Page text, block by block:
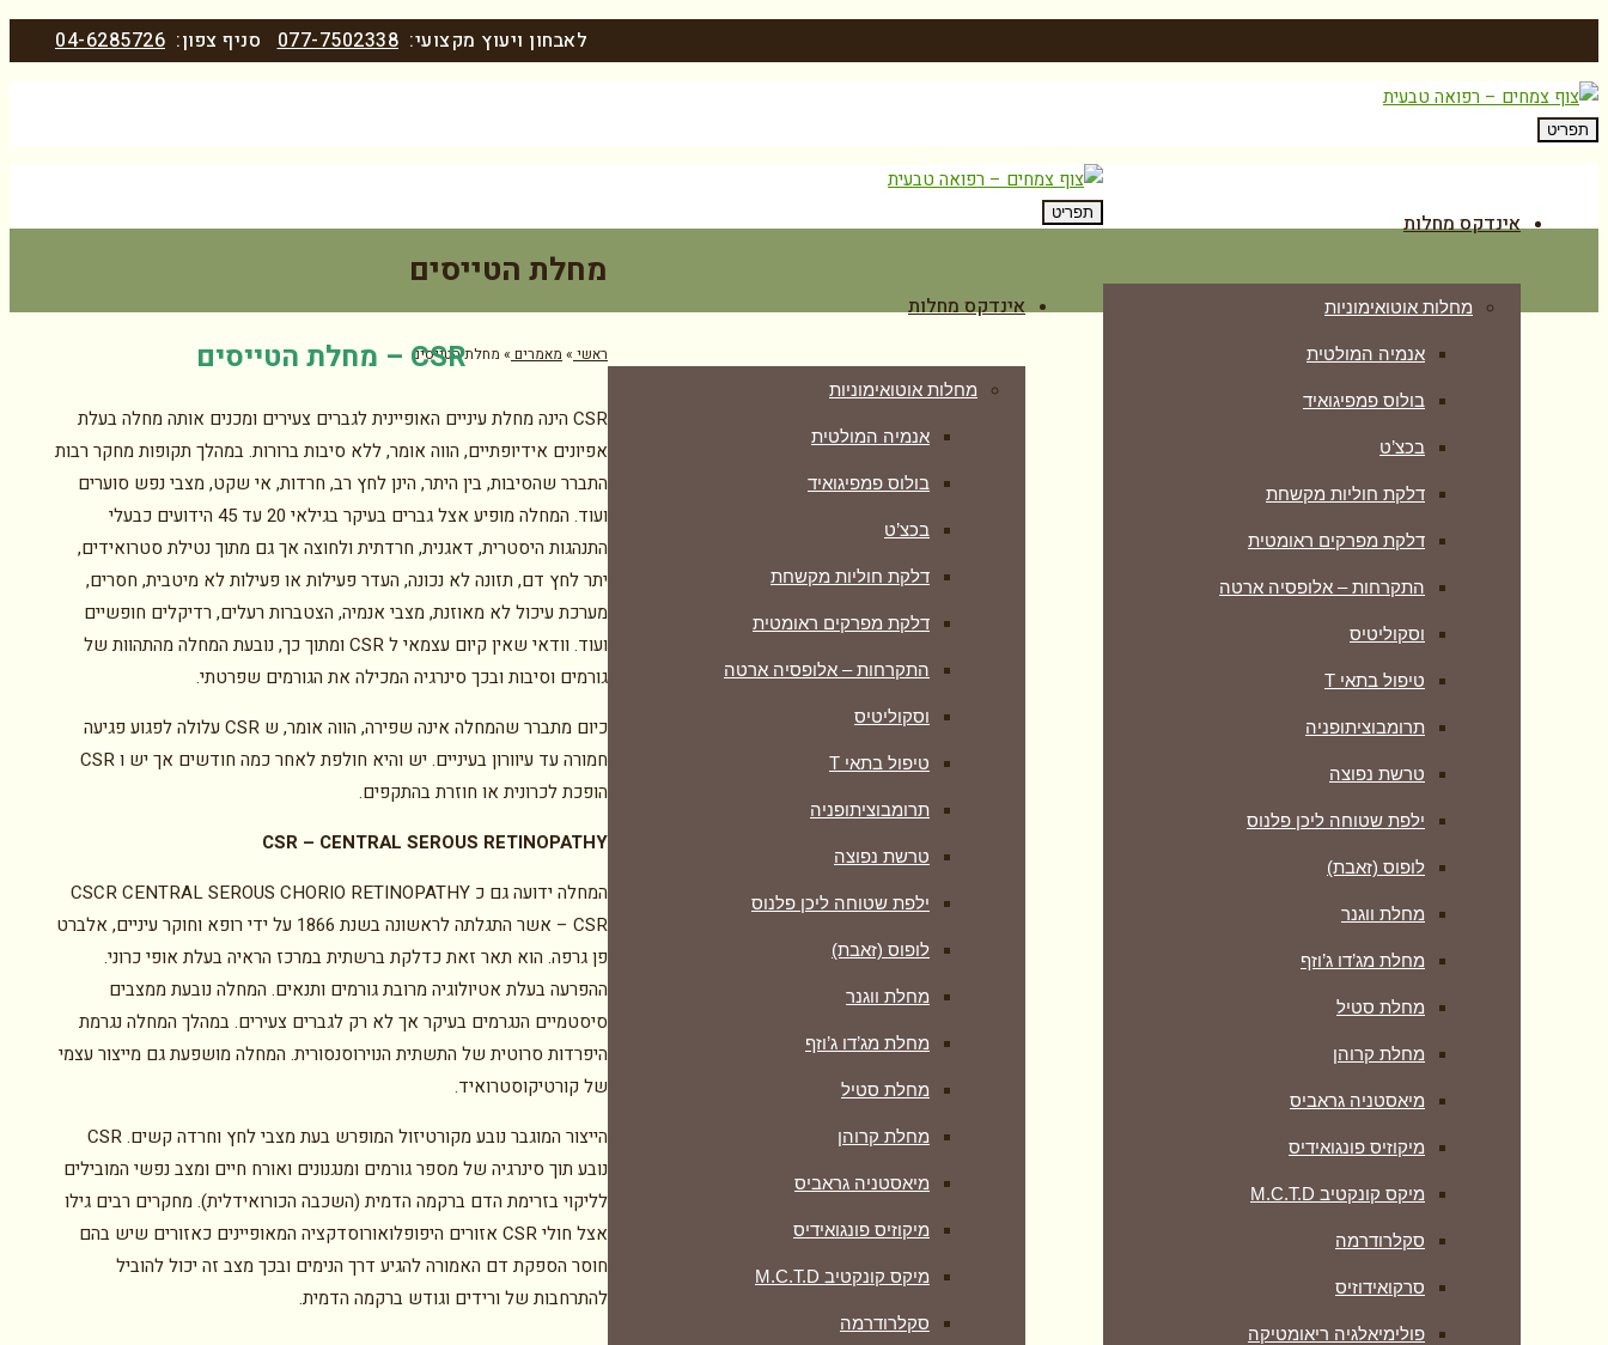
לאבחון ויעוץ מקצועי: 077-7502338 סניף צפון: 04-6285726
תפריט
אינדקס מחלות
מחלות אוטואימוניות
אנמיה המולטית
בולוס פמפיגואיד
בכצ’ט
דלקת חוליות מקשחת
דלקת מפרקים ראומטית
התקרחות – אלופסיה ארטה
וסקוליטיס
טיפול בתאי T
תרומבוציתופניה
טרשת נפוצה
ילפת שטוחה ליכן פלנוס
לופוס (זאבת)
מחלת ווגנר
מחלת מג’דו ג’וזף
מחלת סטיל
מחלת קרוהן
מיאסטניה גראביס
מיקוזיס פונגואידיס
מיקס קונקטיב M.C.T.D
סקלרודרמה
סרקואידוזיס
פולימיאלגיה ריאומטיקה
תפריט
אינדקס מחלות
מחלות אוטואימוניות
אנמיה המולטית
בולוס פמפיגואיד
בכצ’ט
דלקת חוליות מקשחת
דלקת מפרקים ראומטית
התקרחות – אלופסיה ארטה
וסקוליטיס
טיפול בתאי T
תרומבוציתופניה
טרשת נפוצה
ילפת שטוחה ליכן פלנוס
לופוס (זאבת)
מחלת ווגנר
מחלת מג’דו ג’וזף
מחלת סטיל
מחלת קרוהן
מיאסטניה גראביס
מיקוזיס פונגואידיס
מיקס קונקטיב M.C.T.D
סקלרודרמה
מחלת הטייסים
ראשי » מאמרים » מחלת הטייסים
CSR – מחלת הטייסים
CSR הינה מחלת עיניים האופיינית לגברים צעירים ומכנים אותה מחלה בעלת
אפיונים אידיופתיים, הווה אומר, ללא סיבות ברורות. במהלך תקופות מחקר רבות
התברר שהסיבות, בין היתר, הינן לחץ רב, חרדות, אי שקט, מצבי נפש סוערים
ועוד. המחלה מופיע אצל גברים בעיקר בגילאי 20 עד 45 הידועים כבעלי
התנהגות היסטרית, דאגנית, חרדתית ולחוצה אך גם מתוך נטילת סטרואידים,
יתר לחץ דם, תזונה לא נכונה, העדר פעילות או פעילות לא מיטבית, חסרים,
מערכת עיכול לא מאוזנת, מצבי אנמיה, הצטברות רעלים, רדיקלים חופשיים
ועוד. וודאי שאין קיום עצמאי ל CSR ומתוך כך, נובעת המחלה מהתהוות של
גורמים וסיבות ובכך סינרגיה המכילה את הגורמים שפרטתי.
כיום מתברר שהמחלה אינה שפירה, הווה אומר, ש CSR עלולה לפגוע פגיעה
חמורה עד עיוורון בעיניים. יש והיא חולפת לאחר כמה חודשים אך יש ו CSR
הופכת לכרונית או חוזרת בהתקפים.
CSR – CENTRAL SEROUS RETINOPATHY
המחלה ידועה גם כ CSCR CENTRAL SEROUS CHORIO RETINOPATHY
– CSR אשר התגלתה לראשונה בשנת 1866 על ידי רופא וחוקר עיניים, אלברט
פן גרפה. הוא תאר זאת כדלקת ברשתית במרכז הראיה בעלת אופי כרוני.
ההפרעה בעלת אטיולוגיה מרובת גורמים ותנאים. המחלה נובעת ממצבים
סיסטמיים הנגרמים בעיקר אך לא רק לגברים צעירים. במהלך המחלה נגרמת
היפרדות סרוטית של התשתית הנוירוסנסורית. המחלה מושפעת גם מייצור עצמי
של קורטיקוסטרואיד.
הייצור המוגבר נובע מקורטיזול המופרש בעת מצבי לחץ וחרדה קשים. CSR
נובע תוך סינרגיה של מספר גורמים ומנגנונים ואורח חיים ומצב נפשי המובילים
לליקוי בזרימת הדם ברקמה הדמית (השכבה הכורואידלית). מחקרים רבים גילו
אצל חולי CSR אזורים היפופלואורוסדקציה המאופיינים כאזורים שיש בהם
חוסר הספקת דם האמורה להגיע דרך הנימים ובכך מצב זה יכול להוביל
להתרחבות של ורידים וגודש ברקמה הדמית.